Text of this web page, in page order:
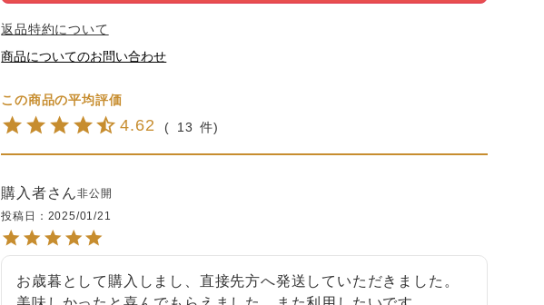
返品特約について
商品についてのお問い合わせ
4.62 13
購入者
非公開
投稿日
2025/01/21
お歳暮として購入しまし、直接先方へ発送していただきました。